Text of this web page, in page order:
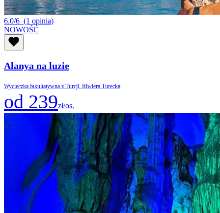
6.0/6 (1 opinia)
NOWOŚĆ
Alanya na luzie
Wycieczka fakultatywna z Turcji, Riwiera Turecka
od 239zł/os.